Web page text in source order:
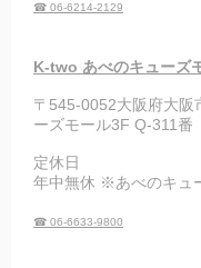
☎ 06-6214-2129
K-two あべのキューズ
〒545-0052大阪府大阪
ーズモール3F Q-311番
定休日
年中無休 ※あべのキュ
☎ 06-6633-9800